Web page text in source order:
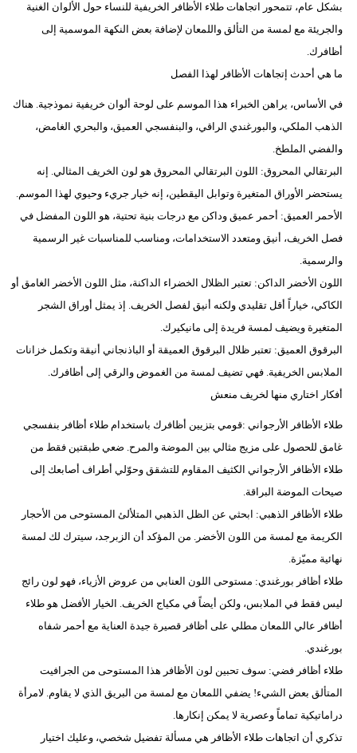
بشكل عام، تتمحور اتجاهات طلاء الأظافر الخريفية للنساء حول الألوان الغنية
والجريئة مع لمسة من التألق واللمعان لإضافة بعض النكهة الموسمية إلى
أظافرك.
ما هي أحدث إتجاهات الأظافر لهذا الفصل
في الأساس، يراهن الخبراء هذا الموسم على لوحة ألوان خريفية نموذجية. هناك
الذهب الملكي، والبورغندي الراقي، والبنفسجي العميق، والبحري الغامض،
والفضي الملطخ.
البرتقالي المحروق: اللون البرتقالي المحروق هو لون الخريف المثالي. إنه
يستحضر الأوراق المتغيرة وتوابل اليقطين، إنه خيار جريء وحيوي لهذا الموسم.
الأحمر العميق: أحمر عميق وداكن مع درجات بنية تحتية، هو اللون المفضل في
فصل الخريف، أنيق ومتعدد الاستخدامات، ومناسب للمناسبات غير الرسمية
والرسمية.
اللون الأخضر الداكن: تعتبر الظلال الخضراء الداكنة، مثل اللون الأخضر الغامق أو
الكاكي، خياراً أقل تقليدي ولكنه أنيق لفصل الخريف. إذ يمثل أوراق الشجر
المتغيرة ويضيف لمسة فريدة إلى مانيكيرك.
البرقوق العميق: تعتبر ظلال البرقوق العميقة أو الباذنجاني أنيقة وتكمل خزانات
الملابس الخريفية. فهي تضيف لمسة من الغموض والرقي إلى أظافرك.
أفكار اختاري منها لخريف منعش
طلاء الأظافر الأرجواني :قومي بتزيين أظافرك باستخدام طلاء أظافر بنفسجي
غامق للحصول على مزيج مثالي بين الموضة والمرح. ضعي طبقتين فقط من
طلاء الأظافر الأرجواني الكثيف المقاوم للتشقق وحوّلي أطراف أصابعك إلى
صيحات الموضة البراقة.
طلاء الأظافر الذهبي: ابحثي عن الظل الذهبي المتلألئ المستوحى من الأحجار
الكريمة مع لمسة من اللون الأخضر. من المؤكد أن الزبرجد، سيترك لك لمسة
نهائية مميّزة.
طلاء أظافر بورغندي: مستوحى اللون العنابي من عروض الأزياء، فهو لون رائج
ليس فقط في الملابس، ولكن أيضاً في مكياج الخريف. الخيار الأفضل هو طلاء
أظافر عالي اللمعان مطلي على أظافر قصيرة جيدة العناية مع أحمر شفاه
بورغندي.
طلاء أظافر فضي: سوف تحبين لون الأظافر هذا المستوحى من الجرافيت
المتألق بعض الشيء! يضفي اللمعان مع لمسة من البريق الذي لا يقاوم. لامرأة
دراماتيكية تماماً وعصرية لا يمكن إنكارها.
تذكري أن اتجاهات طلاء الأظافر هي مسألة تفضيل شخصي، وعليك اختيار